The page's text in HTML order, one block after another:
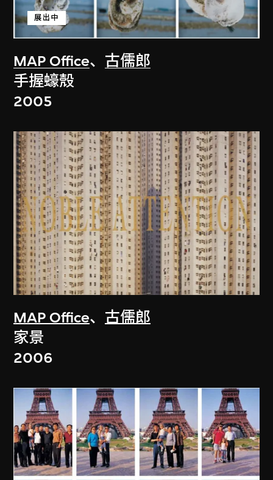
MAP Office、 古儒郎
展出中
手握蠔殼
2005
MAP Office、 古儒郎
家景
2006